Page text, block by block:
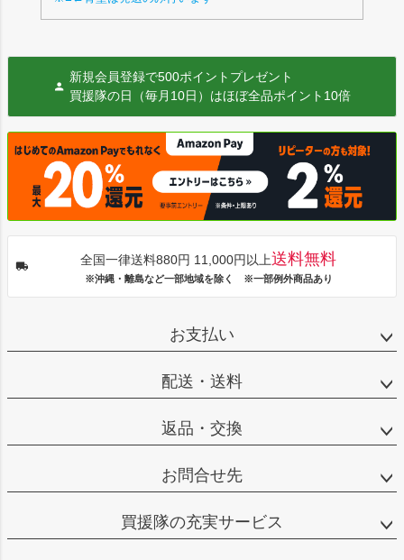
新規会員登録で500ポイントプレゼント
買援隊の日（毎月10日）はほぼ全品ポイント10倍
全国一律送料880円 11,000円以上送料無料
※沖縄・離島など一部地域を除く ※一部例外商品あり
お支払い
配送・送料
返品・交換
お問合せ先
買援隊の充実サービス